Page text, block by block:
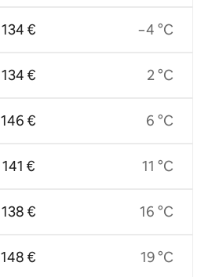
134 €
134 €
146 €
141 €
138 €
148 €
−4 °C
2 °C
6 °C
11 °C
16 °C
19 °C